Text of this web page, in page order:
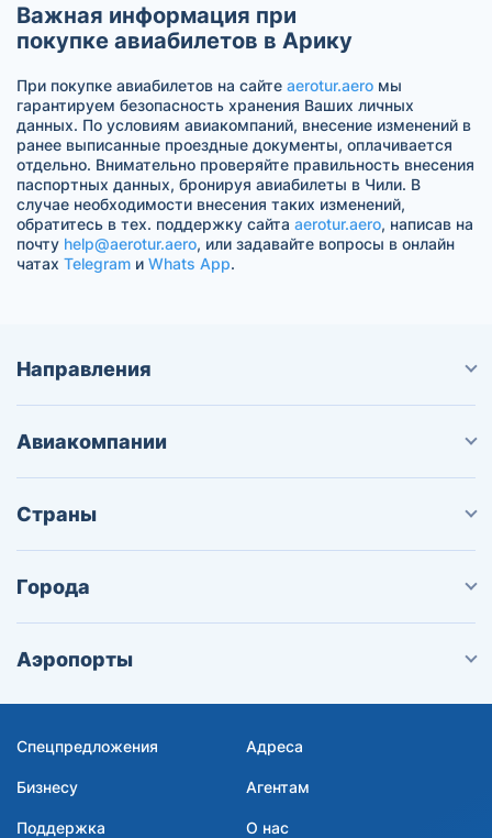
Важная информация при
покупке авиабилетов в Арику
При покупке авиабилетов на сайте aerotur.aero мы
гарантируем безопасность хранения Ваших личных
данных. По условиям авиакомпаний, внесение изменений в
ранее выписанные проездные документы, оплачивается
отдельно. Внимательно проверяйте правильность внесения
паспортных данных, бронируя авиабилеты в Чили. В
случае необходимости внесения таких изменений,
обратитесь в тех. поддержку сайта aerotur.aero, написав на
почту help@aerotur.aero, или задавайте вопросы в онлайн
чатах Telegram и Whats App.
Направления
Авиакомпании
Страны
Города
Аэропорты
Спецпредложения Адреса
Бизнесу Агентам
Поддержка О нас